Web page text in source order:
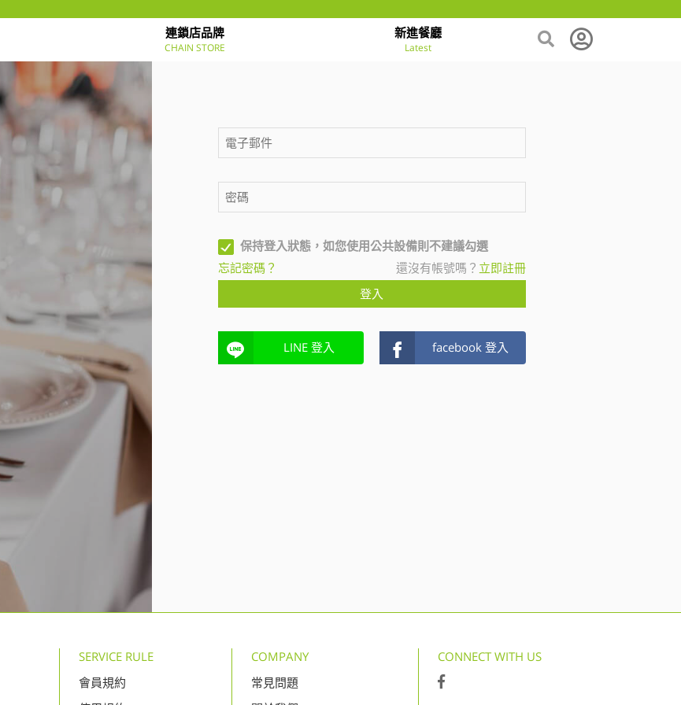
連鎖店品牌
CHAIN STORE
新進餐廳
Latest
保持登入狀態，如您使用公共設備則不建議勾選
忘記密碼？
還沒有帳號嗎？ 立即註冊
登入
LINE 登入 facebook 登入
SERVICE RULE
會員規約
COMPANY
常見問題
CONNECT WITH US